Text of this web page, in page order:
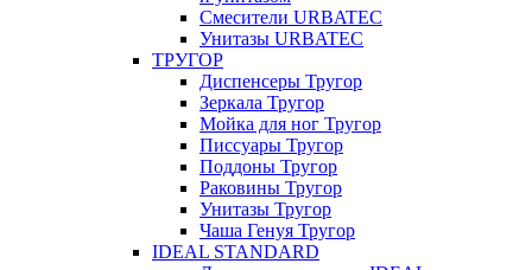
Смесители URBATEC
Унитазы URBATEC
ТРУГОР
Диспенсеры Тругор
Зеркала Тругор
Мойка для ног Тругор
Писсуары Тругор
Поддоны Тругор
Раковины Тругор
Унитазы Тругор
Чаша Генуя Тругор
IDEAL STANDARD